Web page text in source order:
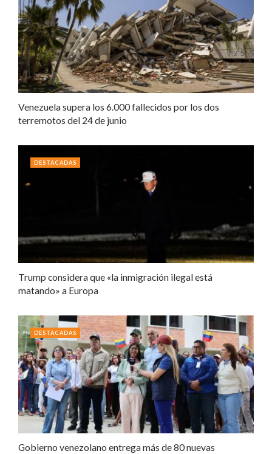
Venezuela supera los 6.000 fallecidos por los dos
terremotos del 24 de junio
Trump considera que «la inmigración ilegal está
matando» a Europa
DESTACADAS
Gobierno venezolano entrega más de 80 nuevas
DESTACADAS